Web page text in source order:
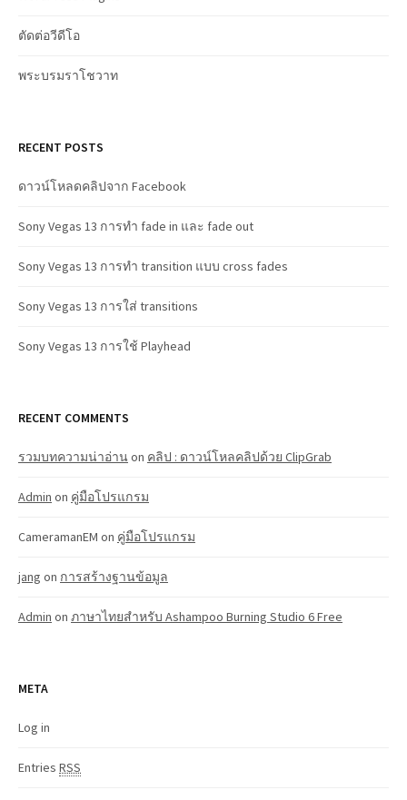
ตัดต่อวีดีโอ
พระบรมราโชวาท
RECENT POSTS
ดาวน์โหลดคลิปจาก Facebook
Sony Vegas 13 การทำ fade in และ fade out
Sony Vegas 13 การทำ transition แบบ cross fades
Sony Vegas 13 การใส่ transitions
Sony Vegas 13 การใช้ Playhead
RECENT COMMENTS
รวมบทความน่าอ่านon คลิป : ดาวน์โหลคลิปด้วย ClipGrab
Admin on คู่มือโปรแกรม
CameramanEM on คู่มือโปรแกรม
jang on การสร้างฐานข้อมูล
Admin on ภาษาไทยสำหรับ Ashampoo Burning Studio 6 Free
META
Log in
Entries RSS